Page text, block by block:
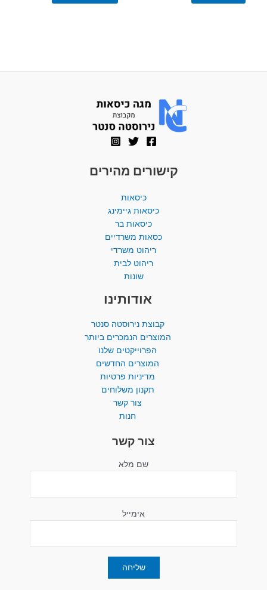
קישורים מהירים
כיסאות
כיסאות גיימינג
כיסאות בר
כסאות משרדיים
ריהוט משרדי
ריהוט לבית
שונות
אודותינו
קבוצת נירוסטה סנטר
המוצרים הנמכרים ביותר​
הפרוייקטים שלנו
המוצרים החדשים
מדיניות פרטיות
תקנון משלוחים
צור קשר
חנות
צור קשר
שם מלא
אימייל